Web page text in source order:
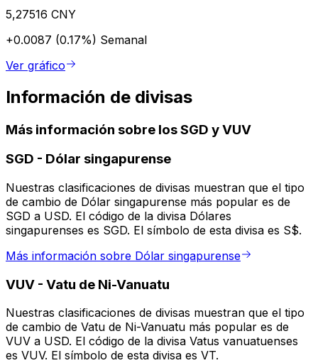
5,27516 CNY
+0.0087 (0.17%) Semanal
Ver gráfico
Información de divisas
Más información sobre los SGD y VUV
SGD - Dólar singapurense
Nuestras clasificaciones de divisas muestran que el tipo
de cambio de Dólar singapurense más popular es de
SGD a USD. El código de la divisa Dólares
singapurenses es SGD. El símbolo de esta divisa es S$.
Más información sobre Dólar singapurense
VUV - Vatu de Ni-Vanuatu
Nuestras clasificaciones de divisas muestran que el tipo
de cambio de Vatu de Ni-Vanuatu más popular es de
VUV a USD. El código de la divisa Vatus vanuatuenses
es VUV. El símbolo de esta divisa es VT.